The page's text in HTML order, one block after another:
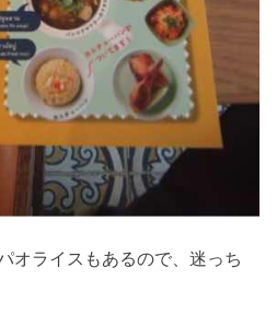
オライスもあるので、迷っち